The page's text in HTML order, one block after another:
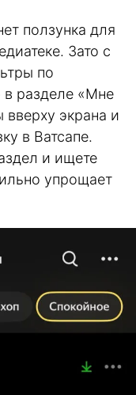
ползунка для
Зато с
по
разделе «Мне
экрана и
в Ватсапе.
и ищете
упрощает